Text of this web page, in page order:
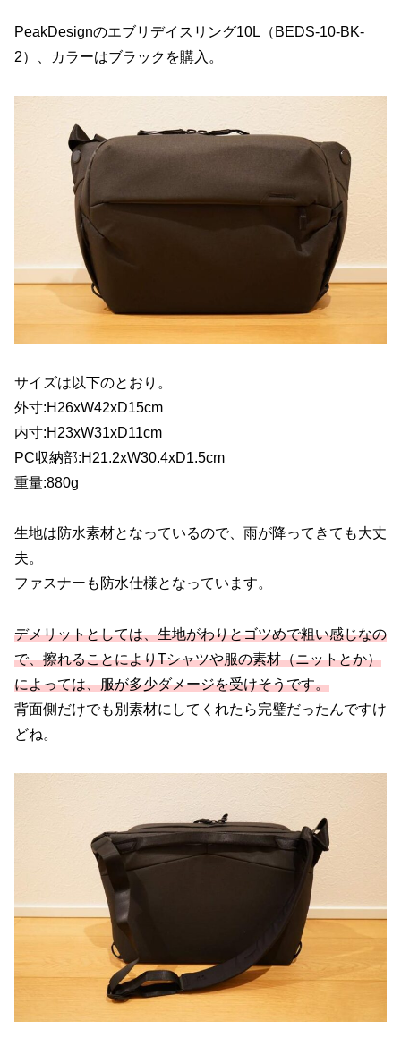
PeakDesignのエブリデイスリング10L（BEDS-10-BK-
2）、カラーはブラックを購入。
サイズは以下のとおり。
外寸:H26xW42xD15cm
内寸:H23xW31xD11cm
PC収納部:H21.2xW30.4xD1.5cm
重量:880g
生地は防水素材となっているので、雨が降ってきても大丈
夫。
ファスナーも防水仕様となっています。
デメリットとしては、生地がわりとゴツめで粗い感じなの
で、擦れることによりTシャツや服の素材（ニットとか）
によっては、服が多少ダメージを受けそうです。
背面側だけでも別素材にしてくれたら完璧だったんですけ
どね。